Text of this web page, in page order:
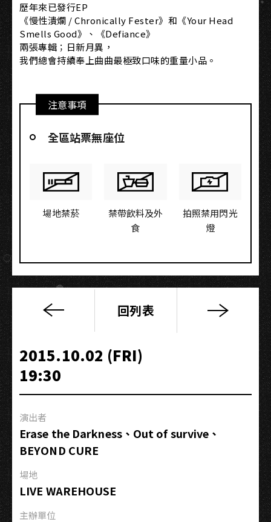
歷年來已發行EP
《慢性潰爛 / Chronically Fester》和《Your Head
Smells Good》、《Defiance》
兩張專輯；日新月異，
我們總會持續奉上曲曲最極致口味的重量小品。
注意事項
全區站票無座位
場地禁菸
禁帶飲料及外
食
拍照禁用閃光
燈
「繁
夜
Starry
Nights」
巡
雄
場
回列表
2015.10.02 (FRI)
19:30
演出者
Erase the Darkness、Out of survive、
BEYOND CURE
場地
LIVE WAREHOUSE
主辦單位